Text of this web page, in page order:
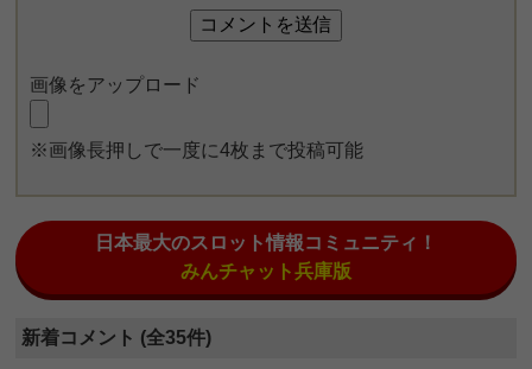
画像をアップロード
※画像長押しで一度に4枚まで投稿可能
日本最大のスロット情報コミュニティ！
みんチャット兵庫版
新着コメント (全35件)